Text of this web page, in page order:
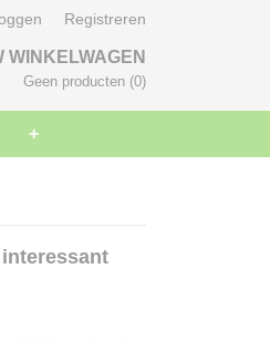
Registreren
WINKELWAGEN
Geen producten (0)
+